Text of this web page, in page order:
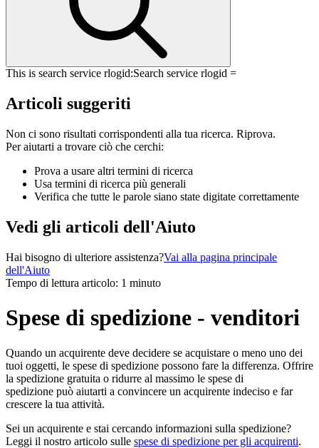
This is search service rlogid:Search service rlogid =
Articoli suggeriti
Non ci sono risultati corrispondenti alla tua ricerca. Riprova.
Per aiutarti a trovare ciò che cerchi:
Prova a usare altri termini di ricerca
Usa termini di ricerca più generali
Verifica che tutte le parole siano state digitate correttamente
Vedi gli articoli dell'Aiuto
Hai bisogno di ulteriore assistenza?Vai alla pagina principale
dell'Aiuto
Tempo di lettura articolo: 1 minuto
Spese di spedizione - venditori
Quando un acquirente deve decidere se acquistare o meno uno dei
tuoi oggetti, le spese di spedizione possono fare la differenza. Offrire
la spedizione gratuita o ridurre al massimo le spese di
spedizione può aiutarti a convincere un acquirente indeciso e far
crescere la tua attività.
Sei un acquirente e stai cercando informazioni sulla spedizione?
Leggi il nostro articolo sulle spese di spedizione per gli acquirenti.